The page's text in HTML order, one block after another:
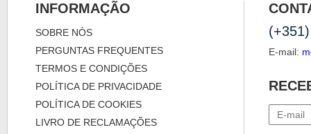
INFORMAÇÃO
SOBRE NÓS
PERGUNTAS FREQUENTES
TERMOS E CONDIÇÕES
POLÍTICA DE PRIVACIDADE
POLÍTICA DE COOKIES
LIVRO DE RECLAMAÇÕES
E-mail: